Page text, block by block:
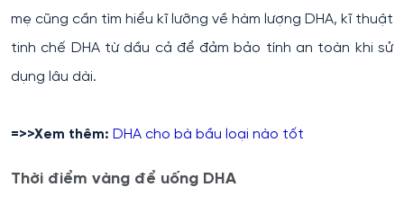
mẹ cũng cần tìm hiểu kĩ lưỡng về hàm lượng DHA, kĩ thuật
tinh chế DHA từ dầu cả để đảm bảo tính an toàn khi sử
dụng lâu dài.
=>>Xem thêm: DHA cho bà bầu loại nào tốt
Thời điểm vàng để uống DHA